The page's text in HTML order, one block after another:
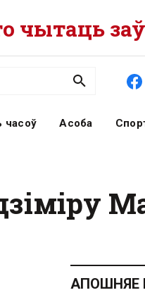
чытаць
часоў Асоба
АПОШНЯЕ